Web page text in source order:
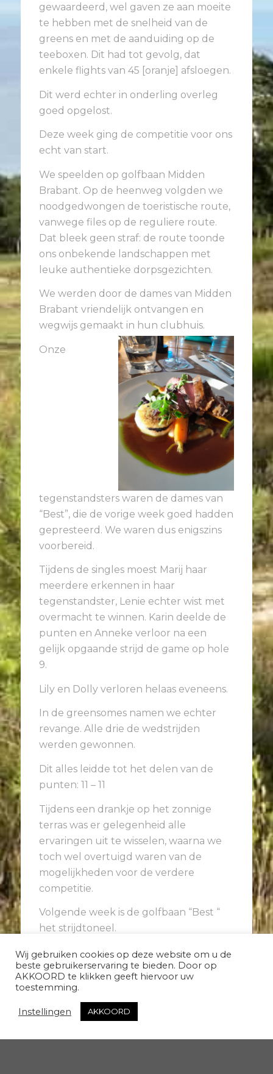
gewaardeerd, wel gaven ze aan moeite
te hebben met de snelheid van de
greens en met de aanduiding op de
teeboxen. Dit had tot gevolg, dat
enkele flights van 45 [oranje] afsloegen.
Dit werd echter in onderling overleg
goed opgelost.
Deze week ging de competitie voor ons
echt van start.
We speelden op golfbaan Midden
Brabant. Op de heenweg volgden we
noodgedwongen de toeristische route,
vanwege files op de reguliere route.
Dat bleek geen straf: de route toonde
ons onbekende landschappen met
leuke authentieke dorpsgezichten.
We werden door de dames van Midden
Brabant vriendelijk ontvangen en
wegwijs gemaakt in hun clubhuis.
Onze
tegenstandsters waren de dames van
“Best”, die de vorige week goed hadden
gepresteerd. We waren dus enigszins
voorbereid.
Tijdens de singles moest Marij haar
meerdere erkennen in haar
tegenstandster, Lenie echter wist met
overmacht te winnen. Karin deelde de
punten en Anneke verloor na een
gelijk opgaande strijd de game op hole
9.
Lily en Dolly verloren helaas eveneens.
In de greensomes namen we echter
revange. Alle drie de wedstrijden
werden gewonnen.
Dit alles leidde tot het delen van de
punten: 11 – 11
Tijdens een drankje op het zonnige
terras was er gelegenheid alle
ervaringen uit te wisselen, waarna we
toch wel overtuigd waren van de
mogelijkheden voor de verdere
competitie.
Volgende week is de golfbaan “Best “
het strijdtoneel.
Anneke
Wij gebruiken cookies op deze website om u de
beste gebruikerservaring te bieden. Door op
AKKOORD te klikken geeft hiervoor uw
toestemming.
Instellingen AKKOORD